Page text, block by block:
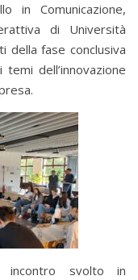
in Comunicazione,
di Università
della fase conclusiva
dell’innovazione
incontro svolto in